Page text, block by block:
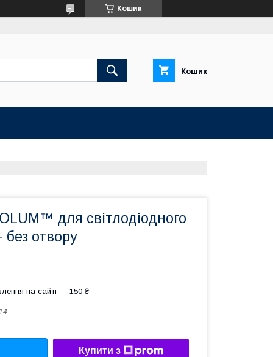
Кошик
Кошик
для світлодіодного
отвору
на сайті — 150 ₴
Купити з